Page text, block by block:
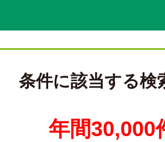
条件に該当する検
年間30,000